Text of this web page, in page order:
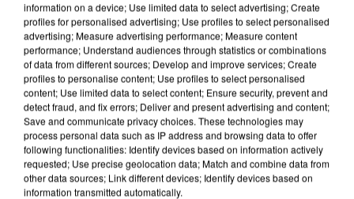
LES DONNÉES DE 300 000 CLIENTS DÉROBÉES À
INTERMARCHÉ APRÈS UNE...
information on a device; Use limited data to select advertising; Create
profiles for personalised advertising; Use profiles to select personalised
advertising; Measure advertising performance; Measure content
performance; Understand audiences through statistics or combinations
of data from different sources; Develop and improve services; Create
profiles to personalise content; Use profiles to select personalised
content; Use limited data to select content; Ensure security, prevent and
detect fraud, and fix errors; Deliver and present advertising and content;
Save and communicate privacy choices. These technologies may
process personal data such as IP address and browsing data to offer
following functionalities: Identify devices based on information actively
requested; Use precise geolocation data; Match and combine data from
other data sources; Link different devices; Identify devices based on
information transmitted automatically.